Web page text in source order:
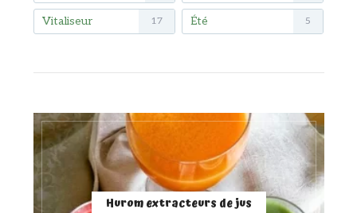
Vitaliseur 17 Été 5
Hurom extracteurs de jus